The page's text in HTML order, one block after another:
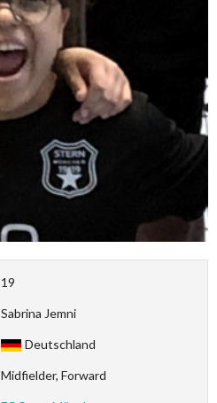
19
Sabrina Jemni
Deutschland
Midfielder, Forward